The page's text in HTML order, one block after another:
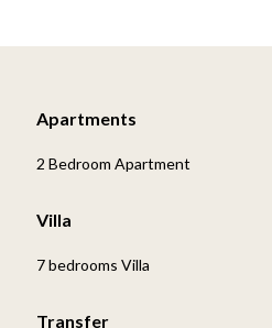
Apartments
2 Bedroom Apartment
Villa
7 bedrooms Villa
Transfer